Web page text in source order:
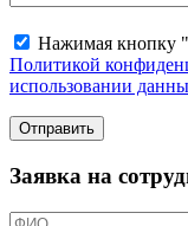
Нажимая кнопку
Политикой
использовании
Отправить
Заявка на